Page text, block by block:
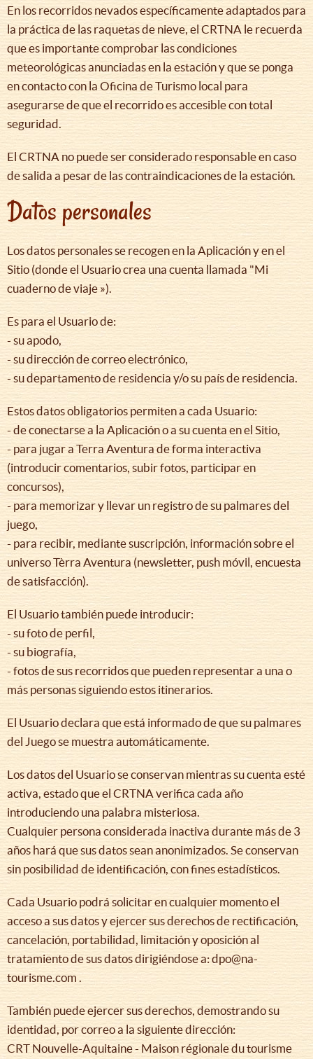
En los recorridos nevados específicamente adaptados para
la práctica de las raquetas de nieve, el CRTNA le recuerda
que es importante comprobar las condiciones
meteorológicas anunciadas en la estación y que se ponga
en contacto con la Oficina de Turismo local para
asegurarse de que el recorrido es accesible con total
seguridad.
El CRTNA no puede ser considerado responsable en caso
de salida a pesar de las contraindicaciones de la estación.
Datos personales
Los datos personales se recogen en la Aplicación y en el
Sitio (donde el Usuario crea una cuenta llamada "Mi
cuaderno de viaje »).
Es para el Usuario de:
- su apodo,
- su dirección de correo electrónico,
- su departamento de residencia y/o su país de residencia.
Estos datos obligatorios permiten a cada Usuario:
- de conectarse a la Aplicación o a su cuenta en el Sitio,
- para jugar a Terra Aventura de forma interactiva
(introducir comentarios, subir fotos, participar en
concursos),
- para memorizar y llevar un registro de su palmares del
juego,
- para recibir, mediante suscripción, información sobre el
universo Tèrra Aventura (newsletter, push móvil, encuesta
de satisfacción).
El Usuario también puede introducir:
- su foto de perfil,
- su biografía,
- fotos de sus recorridos que pueden representar a una o
más personas siguiendo estos itinerarios.
El Usuario declara que está informado de que su palmares
del Juego se muestra automáticamente.
Los datos del Usuario se conservan mientras su cuenta esté
activa, estado que el CRTNA verifica cada año
introduciendo una palabra misteriosa.
Cualquier persona considerada inactiva durante más de 3
años hará que sus datos sean anonimizados. Se conservan
sin posibilidad de identificación, con fines estadísticos.
Cada Usuario podrá solicitar en cualquier momento el
acceso a sus datos y ejercer sus derechos de rectificación,
cancelación, portabilidad, limitación y oposición al
tratamiento de sus datos dirigiéndose a: dpo@na-
tourisme.com .
También puede ejercer sus derechos, demostrando su
identidad, por correo a la siguiente dirección:
CRT Nouvelle-Aquitaine - Maison régionale du tourisme